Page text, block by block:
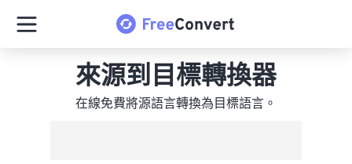
來源到目標轉換器
在線免費將源語言轉換為目標語言。